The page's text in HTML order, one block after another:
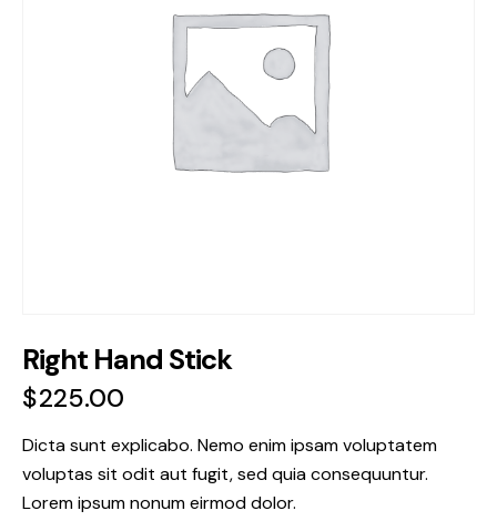
Right Hand Stick
$225.00
Dicta sunt explicabo. Nemo enim ipsam voluptatem
voluptas sit odit aut fugit, sed quia consequuntur.
Lorem ipsum nonum eirmod dolor.